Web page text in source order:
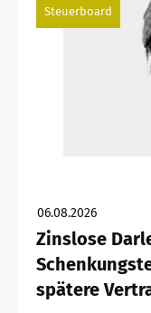
Steuerboard
06.08.2026
Zinslose
spätere